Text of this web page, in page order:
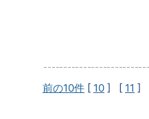
前の10件 [ 10 ] [ 11 ]